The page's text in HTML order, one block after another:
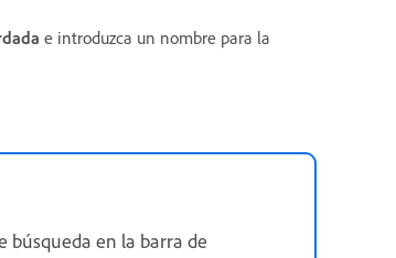
e introduzca un nombre para la
búsqueda en la barra de